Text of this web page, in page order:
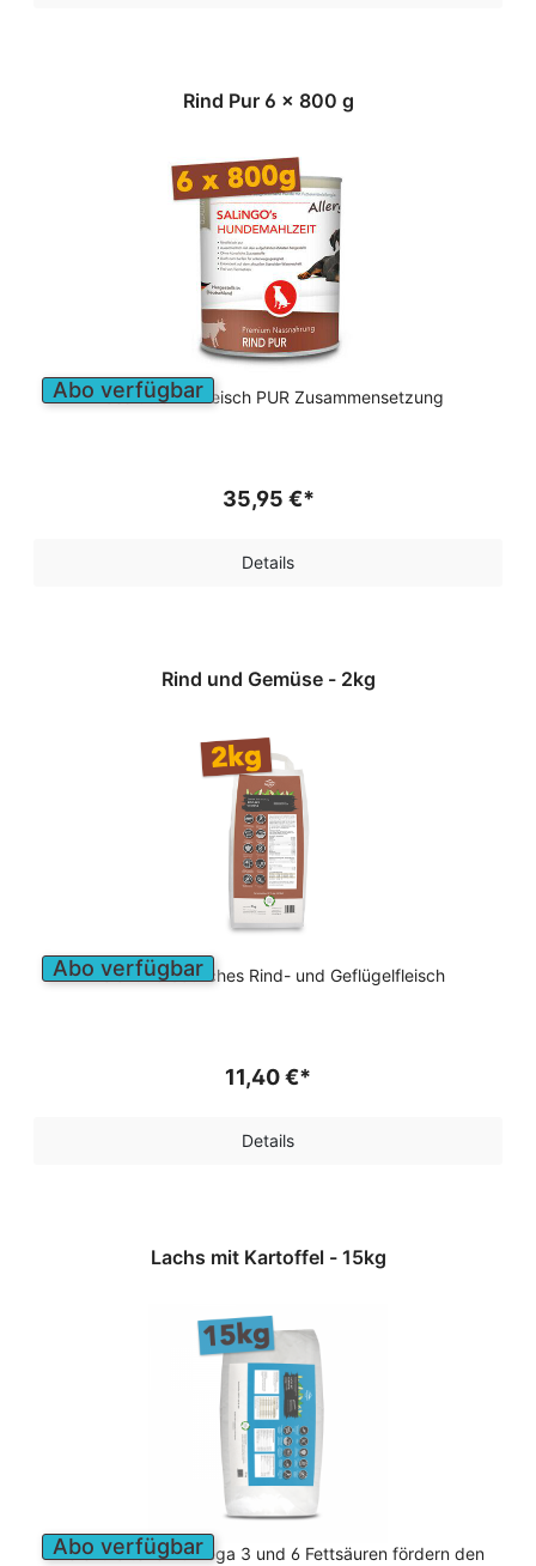
Abo verfügbar
Rind Pur 6 x 800 g
Nassfutter in Fleisch PUR Zusammensetzung
35,95 €*
Details
Abo verfügbar
Rind und Gemüse - 2kg
Leicht verdauliches Rind- und Geflügelfleisch
11,40 €*
Details
Abo verfügbar
Lachs mit Kartoffel - 15kg
Die enthaltenen Omega 3 und 6 Fettsäuren fördern den